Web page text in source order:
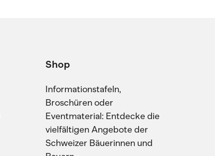
Shop
Informationstafeln,
Broschüren oder
Eventmaterial: Entdecke die
vielfältigen Angebote der
Schweizer Bäuerinnen und